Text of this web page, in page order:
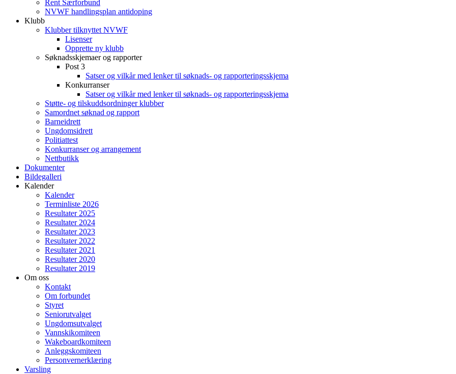
Rent Særforbund
NVWF handlingsplan antidoping
Klubb
Klubber tilknyttet NVWF
Lisenser
Opprette ny klubb
Søknadsskjemaer og rapporter
Post 3
Satser og vilkår med lenker til søknads- og rapporteringsskjema
Konkurranser
Satser og vilkår med lenker til søknads- og rapporteringsskjema
Støtte- og tilskuddsordninger klubber
Samordnet søknad og rapport
Barneidrett
Ungdomsidrett
Politiattest
Konkurranser og arrangement
Nettbutikk
Dokumenter
Bildegalleri
Kalender
Kalender
Terminliste 2026
Resultater 2025
Resultater 2024
Resultater 2023
Resultater 2022
Resultater 2021
Resultater 2020
Resultater 2019
Om oss
Kontakt
Om forbundet
Styret
Seniorutvalget
Ungdomsutvalget
Vannskikomiteen
Wakeboardkomiteen
Anleggskomiteen
Personvernerklæring
Varsling